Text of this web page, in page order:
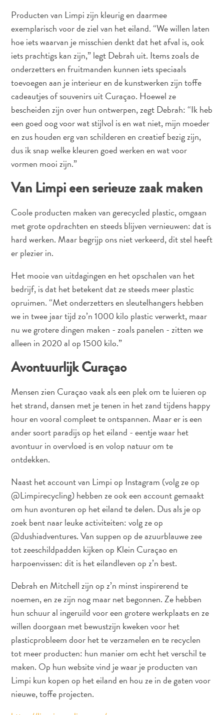
Wave
Updates
bohohotels
tot
arty
restaurants:
creatieve
Curaçao-
gids
en
op
Curaçao
Waar
staat
Curaçao
bekend?
The
artist
Producten van Limpi zijn kleurig en daarmee
exemplarisch voor de ziel van het eiland. “We willen laten
hoe iets waarvan je misschien denkt dat het afval is, ook
iets prachtigs kan zijn,” legt Debrah uit. Items zoals de
onderzetters en fruitmanden kunnen iets speciaals
toevoegen aan je interieur en de kunstwerken zijn toffe
cadeautjes of souvenirs uit Curaçao. Hoewel ze
bescheiden zijn over hun ontwerpen, zegt Debrah: “Ik heb
een goed oog voor wat stijlvol is en wat niet, mijn moeder
en zus houden erg van schilderen en creatief bezig zijn,
dus ik snap welke kleuren goed werken en wat voor
vormen mooi zijn.”
Van Limpi een serieuze zaak maken
Coole producten maken van gerecycled plastic, omgaan
met grote opdrachten en steeds blijven vernieuwen: dat is
hard werken. Maar begrijp ons niet verkeerd, dit stel heeft
er plezier in.
Het mooie van uitdagingen en het opschalen van het
bedrijf, is dat het betekent dat ze steeds meer plastic
opruimen. “Met onderzetters en sleutelhangers hebben
we in twee jaar tijd zo’n 1000 kilo plastic verwerkt, maar
nu we grotere dingen maken - zoals panelen - zitten we
alleen in 2020 al op 1500 kilo.”
Avontuurlijk Curaçao
Mensen zien Curaçao vaak als een plek om te luieren op
het strand, dansen met je tenen in het zand tijdens happy
hour en vooral compleet te ontspannen. Maar er is een
ander soort paradijs op het eiland - eentje waar het
avontuur in overvloed is en volop natuur om te
ontdekken.
Naast het account van Limpi op Instagram (volg ze op
@Limpirecycling) hebben ze ook een account gemaakt
om hun avonturen op het eiland te delen. Dus als je op
zoek bent naar leuke activiteiten: volg ze op
@dushiadventures. Van suppen op de azuurblauwe zee
tot zeeschildpadden kijken op Klein Curaçao en
harpoenvissen: dit is het eilandleven op z’n best.
Debrah en Mitchell zijn op z’n minst inspirerend te
noemen, en ze zijn nog maar net begonnen. Ze hebben
hun schuur al ingeruild voor een grotere werkplaats en ze
willen doorgaan met bewustzijn kweken voor het
plasticprobleem door het te verzamelen en te recyclen
tot meer producten: hun manier om echt het verschil te
maken. Op hun website vind je waar je producten van
Limpi kun kopen op het eiland en hou ze in de gaten voor
nieuwe, toffe projecten.